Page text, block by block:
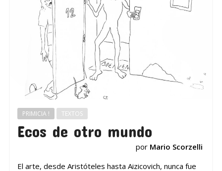
PRIMICIA ! TEXTOS
Ecos de otro mundo
por Mario Scorzelli
El arte, desde Aristóteles hasta Aizicovich, nunca fue